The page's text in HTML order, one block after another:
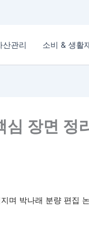
산관리 소비 & 생활
심 장면 정
며 박나래 분량 편집